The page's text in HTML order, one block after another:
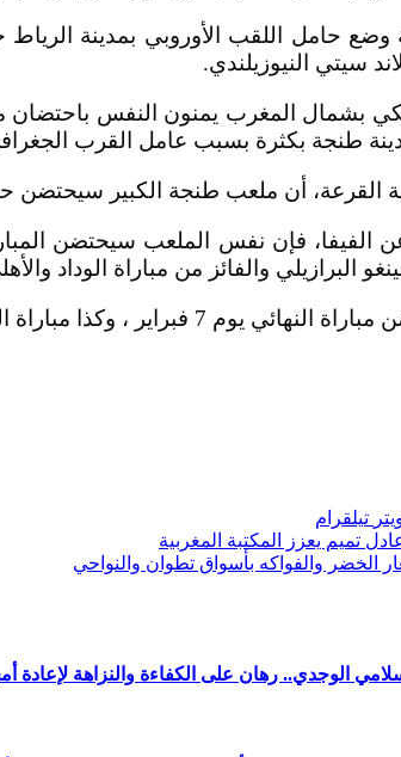
حامل اللقب الأوروبي بمدينة
سيتي النيوزيلندي.
بشمال المغرب يمنون النفس
طنجة بكثرة بسبب عامل القرب
القرعة، أن ملعب طنجة الكبير سيحتضن حفل
فإن نفس الملعب سيحتضن المباراة
البرازيلي والفائز من مباراة الوداد
، وكذا مباراة المركز الثالث يوم 6 فبراير.
تيلقرام
تميم يعزز المكتبة المغربية
الخضر والفواكه بأسواق تطوان والنواحي
الوجدي.. رهان على الكفاءة والنزاهة لإعادة